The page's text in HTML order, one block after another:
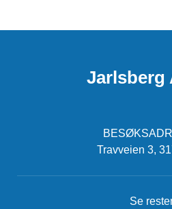
Jarlsberg
Travveien 3,
Se